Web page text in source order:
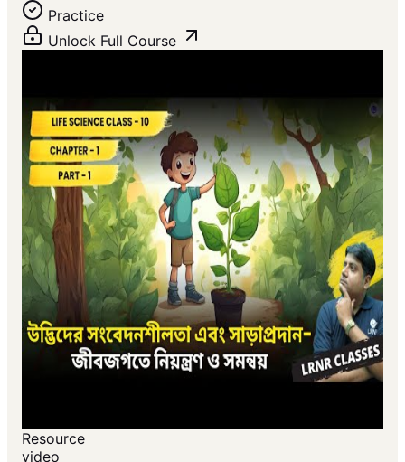
Practice
Unlock Full Course
Resource
video